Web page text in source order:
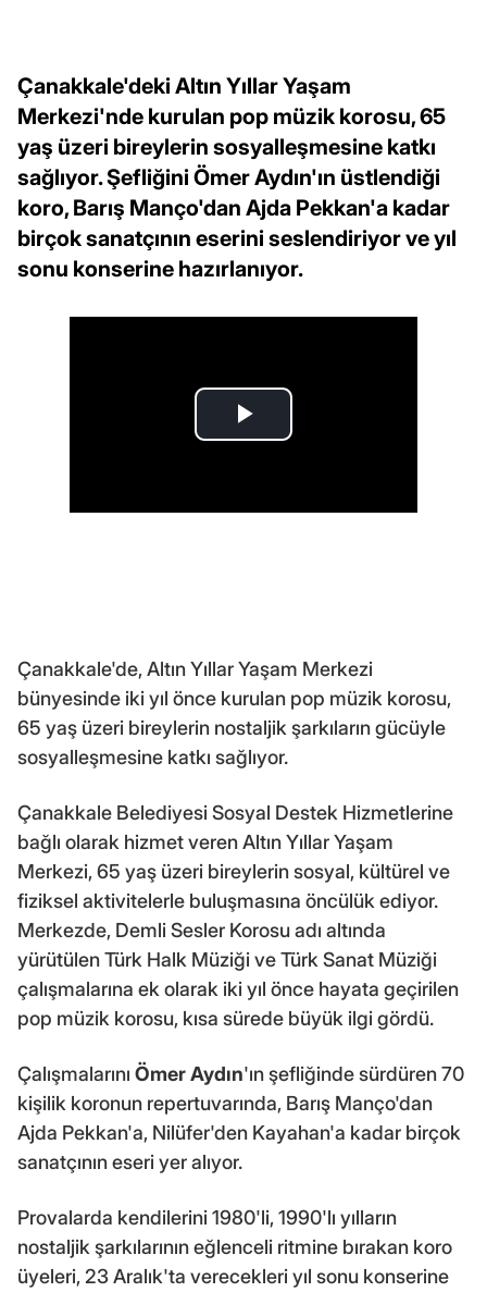
Çanakkale'deki Altın Yıllar Yaşam
Merkezi'nde kurulan pop müzik korosu, 65
yaş üzeri bireylerin sosyalleşmesine katkı
sağlıyor. Şefliğini Ömer Aydın'ın üstlendiği
koro, Barış Manço'dan Ajda Pekkan'a kadar
birçok sanatçının eserini seslendiriyor ve yıl
sonu konserine hazırlanıyor.
Çanakkale'de, Altın Yıllar Yaşam Merkezi
bünyesinde iki yıl önce kurulan pop müzik korosu,
65 yaş üzeri bireylerin nostaljik şarkıların gücüyle
sosyalleşmesine katkı sağlıyor.
Çanakkale Belediyesi Sosyal Destek Hizmetlerine
bağlı olarak hizmet veren Altın Yıllar Yaşam
Merkezi, 65 yaş üzeri bireylerin sosyal, kültürel ve
fiziksel aktivitelerle buluşmasına öncülük ediyor.
Merkezde, Demli Sesler Korosu adı altında
yürütülen Türk Halk Müziği ve Türk Sanat Müziği
çalışmalarına ek olarak iki yıl önce hayata geçirilen
pop müzik korosu, kısa sürede büyük ilgi gördü.
Çalışmalarını Ömer Aydın'ın şefliğinde sürdüren 70
kişilik koronun repertuvarında, Barış Manço'dan
Ajda Pekkan'a, Nilüfer'den Kayahan'a kadar birçok
sanatçının eseri yer alıyor.
Provalarda kendilerini 1980'li, 1990'lı yılların
nostaljik şarkılarının eğlenceli ritmine bırakan koro
üyeleri, 23 Aralık'ta verecekleri yıl sonu konserine